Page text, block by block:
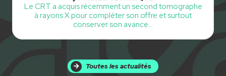
Le CRT a acquis récemment un second tomographe
à rayons X pour compléter son offre et surtout
conserver son avance…
Toutes les actualités